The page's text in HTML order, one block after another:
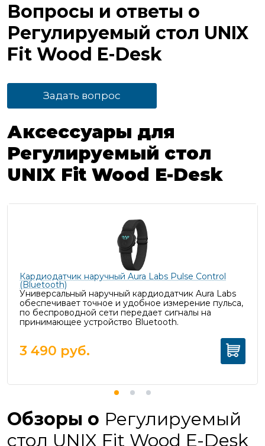
Вопросы и ответы о
Регулируемый стол UNIX
Fit Wood E-Desk
Задать вопрос
Аксессуары для
Регулируемый стол
UNIX Fit Wood E-Desk
Кардиодатчик наручный Aura Labs Pulse Control
(Bluetooth)
Универсальный наручный кардиодатчик Aura Labs
обеспечивает точное и удобное измерение пульса,
по беспроводной сети передает сигналы на
принимающее устройство Bluetooth.
3 490 руб.
Обзоры о Регулируемый
стол UNIX Fit Wood E-Desk